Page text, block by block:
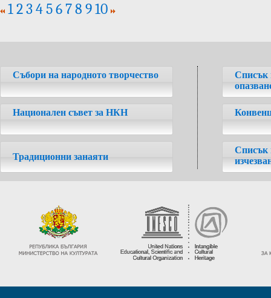
12345678 910
Събори на народното творчество
Национален съвет за НКН
Традиционни занаяти
Списък
Списък